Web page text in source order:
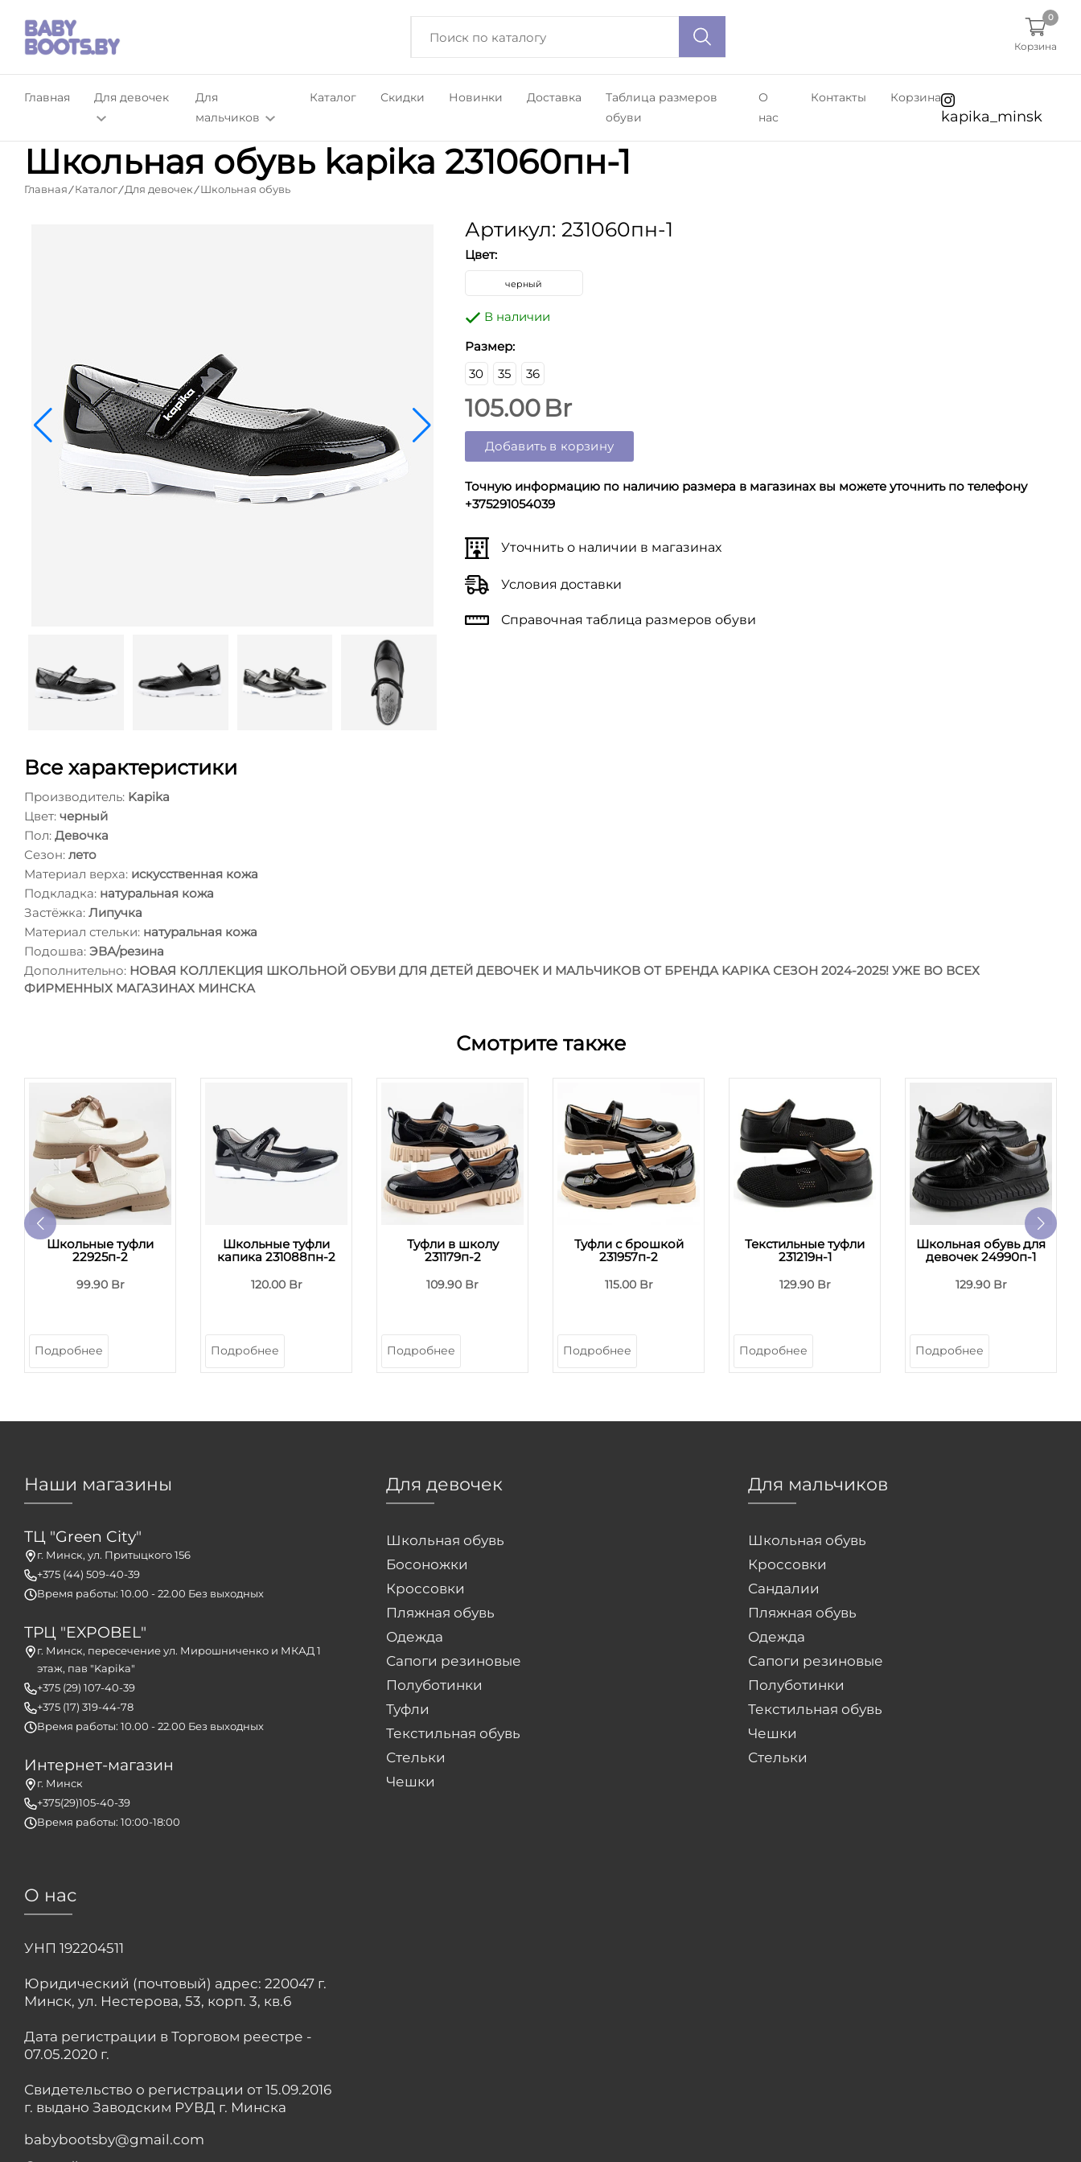
Корзина
0
Главная Для девочек
Для
мальчиков
Каталог Скидки Новинки Доставка
Таблица размеров
обуви
О
нас
Контакты Корзина
kapika_minsk
Школьная обувь kapika 231060пн-1
Главная Каталог Для девочек Школьная обувь
Артикул: 231060пн-1
Цвет:
черный
В наличии
Размер:
30
35 36
105.00 Br
Добавить в корзину
Точную информацию по наличию размера в магазинах вы можете уточнить по телефону
+375291054039
Уточнить о наличии в магазинах
Условия доставки
Справочная таблица размеров обуви
Все характеристики
Производитель: Kapika
Цвет: черный
Пол: Девочка
Сезон: лето
Материал верха: искусственная кожа
Подкладка: натуральная кожа
Застёжка: Липучка
Материал стельки: натуральная кожа
Подошва: ЭВА/резина
Дополнительно: НОВАЯ КОЛЛЕКЦИЯ ШКОЛЬНОЙ ОБУВИ ДЛЯ ДЕТЕЙ ДЕВОЧЕК И МАЛЬЧИКОВ ОТ БРЕНДА KAPIKA СЕЗОН 2024-2025! УЖЕ ВО ВСЕХ
ФИРМЕННЫХ МАГАЗИНАХ МИНСКА
Смотрите также
Школьные туфли
22925п-2
99.90 Br
Подробнее
Школьные туфли
капика 231088пн-2
120.00 Br
Подробнее
Туфли в школу
231179п-2
109.90 Br
Подробнее
Туфли с брошкой
231957п-2
115.00 Br
Подробнее
Текстильные туфли
231219н-1
129.90 Br
Подробнее
Школьная обувь для
девочек 24990п-1
129.90 Br
Подробнее
Наши магазины
ТЦ "Green City"
г. Минск, ул. Притыцкого 156
+375 (44) 509-40-39
Время работы: 10.00 - 22.00 Без выходных
ТРЦ "EXPOBEL"
г. Минск, пересечение ул. Мирошниченко и МКАД 1
этаж, пав "Kapika"
+375 (29) 107-40-39
+375 (17) 319-44-78
Время работы: 10.00 - 22.00 Без выходных
Интернет-магазин
г. Минск
+375(29)105-40-39
Время работы: 10:00-18:00
Для девочек
Школьная обувь
Босоножки
Кроссовки
Пляжная обувь
Одежда
Сапоги резиновые
Полуботинки
Туфли
Текстильная обувь
Стельки
Чешки
Для мальчиков
Школьная обувь
Кроссовки
Сандалии
Пляжная обувь
Одежда
Сапоги резиновые
Полуботинки
Текстильная обувь
Чешки
Стельки
О нас
УНП 192204511
Юридический (почтовый) адрес: 220047 г.
Минск, ул. Нестерова, 53, корп. 3, кв.6
Дата регистрации в Торговом реестре -
07.05.2020 г.
Свидетельство о регистрации от 15.09.2016
г. выдано Заводским РУВД г. Минска
babybootsby@gmail.com